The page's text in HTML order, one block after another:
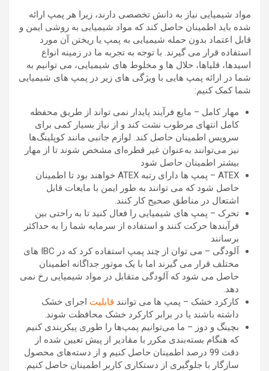
مواد شیمیایی نیاز به دانش تخصصی دارند، زیرا هر پمپ ارائه
شده باید اطمینان حاصل کند که مواد شیمیایی به روشی ایمن و
قابل اعتماد بدون حمله شیمیایی به پمپ یا ریختن آن مورد
استفاده قرار می گیرند. با توجه به تجربه ما در زمینه انواع
اسیدها، قلیاها، حلال ها و مخلوط های شیمیایی، می توانیم به
شما در ارائه پمپ هایی با ویژگی های زیر در پمپ های شیمیایی
شما کمک کنیم:
مهار کامل – مایع فرآیند پایدار نمی تواند از طریق محفظه
کامل انتهای مرطوب نشت کند و از نیاز بسیار کمی برای
سرویس اطمینان حاصل کند. لوازم جانبی مانند کوپلینگ‌ها
نیز می‌توانند به‌عنوان غیر قطره‌ای مشخص شوند تا از مهار
بیشتر اطمینان حاصل شود
ATEX – پمپ ها دارای رتبه ATEX خواهند بود تا اطمینان
حاصل شود که می توانند به طور ایمن با مایعات قابل
اشتعال در مناطق صحیح کار کنند.
تحرک – پمپ های شیمیایی را فعال کنید تا به راحتی بین
فرآیندها حرکت کنند و استفاده از سرمایه شما را به حداکثر
برسانند
آلودگی – می توان از چند پمپ استفاده کرد که در IBC های
مختلف قرار می گیرند اما با یک موتور جداگانه اطمینان
حاصل می شود که آلودگی متقابل در مواد شیمیایی رخ نمی
دهد.
کارکرد خشک – پمپ ها می توانند قابلیت اجرای خشک
داشته باشند یا در برابر کارکرد خشک محافظت شوند.
بچینگ و دوز – ما می‌توانیم پمپ‌ها را طوری پیکربندی کنیم
که هنگام بسته‌بندی مکرر با مقادیر از پیش تعیین شده از
دقت 99 درصد اطمینان حاصل کنیم و از دسته‌های محصول
سازگار با جلوگیری از دستکاری کاربر اطمینان حاصل کنیم.